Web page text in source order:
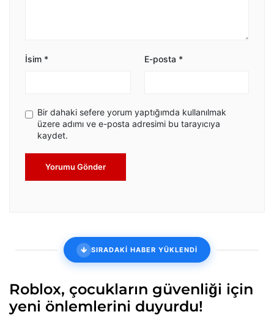
İsim * E-posta *
Bir dahaki sefere yorum yaptığımda kullanılmak
üzere adımı ve e-posta adresimi bu tarayıcıya
kaydet.
Yorumu Gönder
SIRADAKİ HABER YÜKLENDİ
Roblox, çocukların güvenliği için
yeni önlemlerini duyurdu!